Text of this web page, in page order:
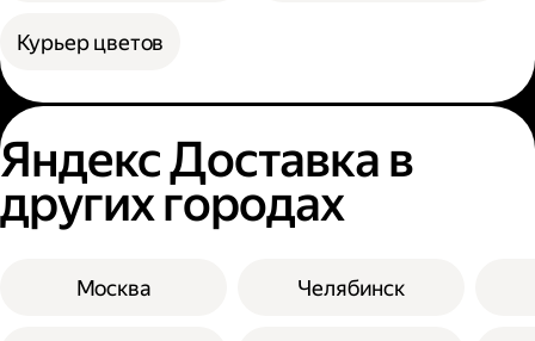
Курьер цветов
Яндекс Доставка в
других городах
Москва Челябинск